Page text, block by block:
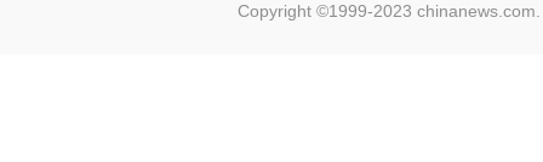
Copyright ©1999-2023